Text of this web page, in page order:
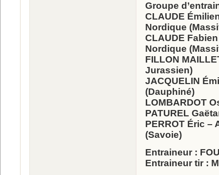
Groupe
CLAUDE
Nordique
CLAUDE
Nordique
FILLON
Jurassien)
JACQUELIN
(Dauphiné)
LOMBARDOT
PATUREL
PERROT Éric –
(Savoie)
Entraineur :
Entraineur tir :